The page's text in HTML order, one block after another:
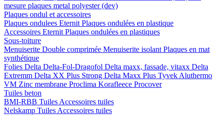
mesure plaques metal polyester (dev)
Plaques ondul et accessoires
Plaques ondulees Eternit Plaques ondulées en plastique
Accessoires Eternit Plaques ondulées en plastiques
Sous-toiture
Menuiserite Double comprimée Menuiserite isolant Plaques en mat
synthétique
Folies Delta Delta-Fol-Dragofol Delta maxx, fassade, vitaxx Delta
Extremm Delta XX Plus Strong Delta Maxx Plus Tyvek Aluthermo
VM Zinc membrane Proclima Korafleece Procover
Tuiles beton
BMI-RBB Tuiles Accessoires tuiles
Nelskamp Tuiles Accessoires tuiles